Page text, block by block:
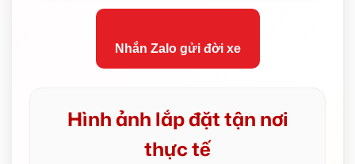
Nhắn Zalo gửi đời xe
Hình ảnh lắp đặt tận nơi
thực tế